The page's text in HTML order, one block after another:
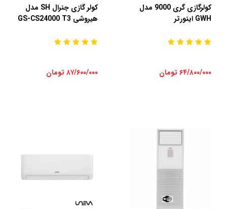
کولرگازی گری 9000 مدل
GWH اینورتر
۶۴/۸۰۰/۰۰۰ تومان
کولر گازی جنرال SH مدل
هیروشی GS-CS24000 T3
۸۷/۶۰۰/۰۰۰ تومان